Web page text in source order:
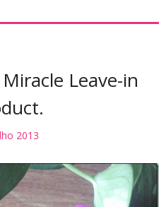
Miracle Leave-in
2013